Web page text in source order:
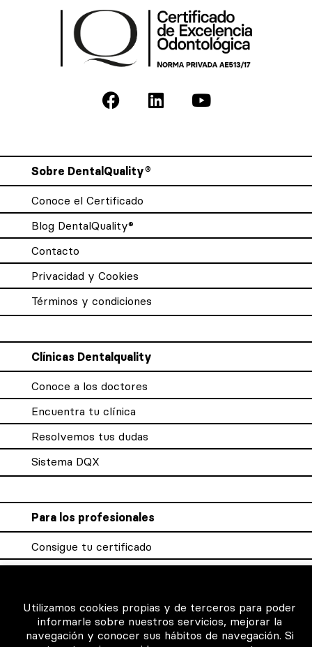
Sobre DentalQuality®
Conoce el Certificado
Blog DentalQuality®
Contacto
Privacidad y Cookies
Términos y condiciones
Clínicas Dentalquality
Conoce a los doctores
Encuentra tu clínica
Resolvemos tus dudas
Sistema DQX
Para los profesionales
Consigue tu certificado
Utilizamos cookies propias y de terceros para poder
informarle sobre nuestros servicios, mejorar la
navegación y conocer sus hábitos de navegación. Si